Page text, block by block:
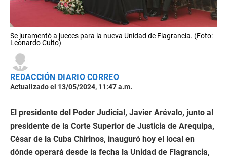
Se juramentó a jueces para la nueva Unidad de Flagrancia. (Foto:
Leonardo Cuito)
REDACCIÓN DIARIO CORREO
Actualizado el 13/05/2024, 11:47 a.m.
El presidente del Poder Judicial, Javier Arévalo, junto al
presidente de la Corte Superior de Justicia de Arequipa,
César de la Cuba Chirinos, inauguró hoy el local en
dónde operará desde la fecha la Unidad de Flagrancia,